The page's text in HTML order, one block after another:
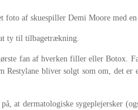
foto af skuespiller Demi Moore med
ty til tilbagetrækning.
fan af hverken filler eller Botox.
Restylane bliver solgt som om, det
at dermatologiske sygeplejersker